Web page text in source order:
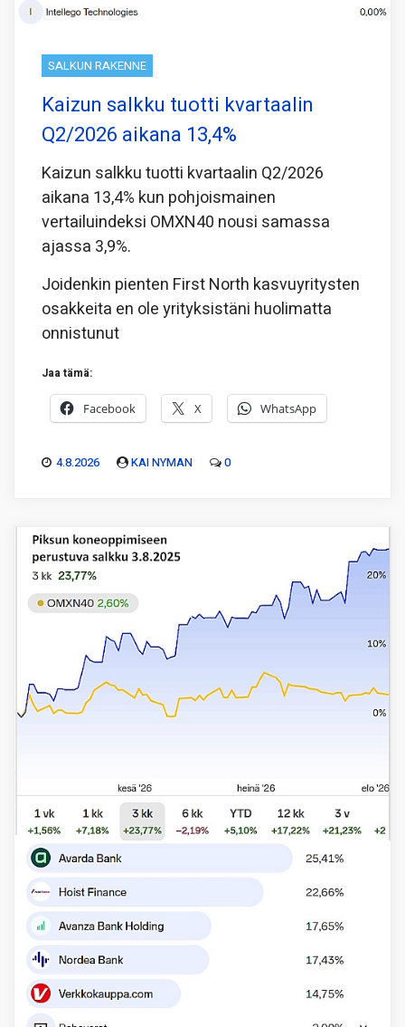
SALKUN RAKENNE
Kaizun salkku tuotti kvartaalin
Q2/2026 aikana 13,4%
Kaizun salkku tuotti kvartaalin Q2/2026
aikana 13,4% kun pohjoismainen
vertailuindeksi OMXN40 nousi samassa
ajassa 3,9%.
Joidenkin pienten First North kasvuyritysten
osakkeita en ole yrityksistäni huolimatta
onnistunut
Jaa tämä:
Facebook X WhatsApp
4.8.2026 KAI NYMAN 0